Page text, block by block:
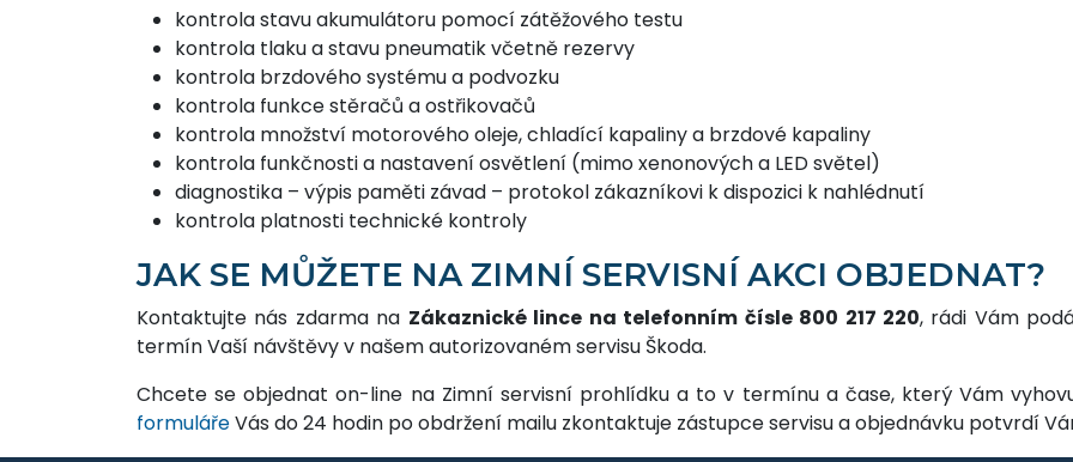
kontrola stavu akumulátoru pomocí zátěžového testu
kontrola tlaku a stavu pneumatik včetně rezervy
kontrola brzdového systému a podvozku
kontrola funkce stěračů a ostřikovačů
kontrola množství motorového oleje, chladící kapaliny a brzdové kapaliny
kontrola funkčnosti a nastavení osvětlení (mimo xenonových a LED světel)
diagnostika – výpis paměti závad – protokol zákazníkovi k dispozici k nahlédnutí
kontrola platnosti technické kontroly
JAK SE MŮŽETE NA ZIMNÍ SERVISNÍ AKCI OBJEDNAT?
Kontaktujte nás zdarma na Zákaznické lince na telefonním čísle 800 217 220, rádi Vám
termín Vaší návštěvy v našem autorizovaném servisu Škoda.
Chcete se objednat on-line na Zimní servisní prohlídku a to v termínu a čase, který Vám
formulářeVás do 24 hodin po obdržení mailu zkontaktuje zástupce servisu a objednávku potvrdí